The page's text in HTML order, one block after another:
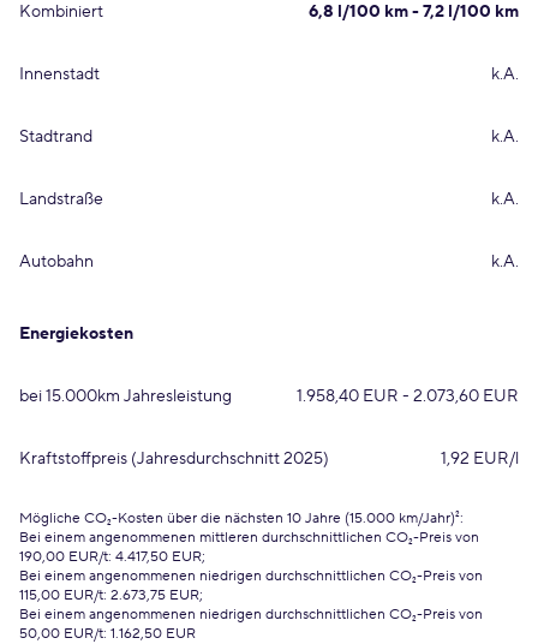
Kombiniert 6,8 l/100 km - 7,2 l/100 km
Innenstadt k.A.
Stadtrand k.A.
Landstraße k.A.
Autobahn k.A.
Energiekosten
bei 15.000km Jahresleistung 1.958,40 EUR - 2.073,60 EUR
Kraftstoffpreis (Jahresdurchschnitt 2025) 1,92 EUR/l
Mögliche CO₂-Kosten über die nächsten 10 Jahre (15.000 km/Jahr)²:
Bei einem angenommenen mittleren durchschnittlichen CO₂-Preis von
190,00 EUR/t: 4.417,50 EUR;
Bei einem angenommenen niedrigen durchschnittlichen CO₂-Preis von
115,00 EUR/t: 2.673,75 EUR;
Bei einem angenommenen niedrigen durchschnittlichen CO₂-Preis von
50,00 EUR/t: 1.162,50 EUR